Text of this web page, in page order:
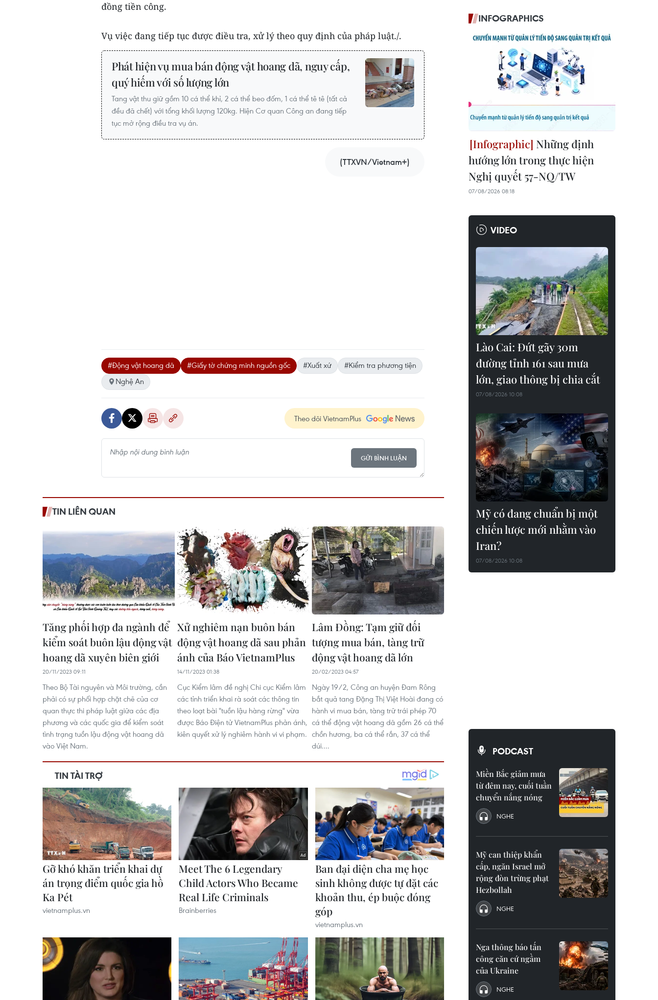
đồng tiền công.
Vụ việc đang tiếp tục được điều tra, xử lý theo quy định của pháp luật./.
Phát hiện vụ mua bán động vật hoang dã, nguy cấp,
quý hiếm với số lượng lớn
Tang vật thu giữ gồm 10 cá thể khỉ, 2 cá thể beo đốm, 1 cá thể tê tê (tất cả
đều đã chết) với tổng khối lượng 120kg. Hiện Cơ quan Công an đang tiếp
tục mở rộng điều tra vụ án.
(TTXVN/Vietnam+)
#Động vật hoang dã #Giấy tờ chứng minh nguồn gốc #Xuất xứ
#Kiểm tra phương tiện
Nghệ An
Theo dõi VietnamPlus
GỬI BÌNH LUẬN
TIN LIÊN QUAN
Tăng phối hợp đa ngành để
kiểm soát buôn lậu động vật
hoang dã xuyên biên giới
20/11/2023 09:11
Theo Bộ Tài nguyên và Môi trường, cần
phải có sự phối hợp chặt chẽ của cơ
quan thực thi pháp luật giữa các địa
phương và các quốc gia để kiểm soát
tình trạng tuồn lậu động vật hoang dã
vào Việt Nam.
Xử nghiêm nạn buôn bán
động vật hoang dã sau phản
ánh của Báo VietnamPlus
14/11/2023 01:38
Cục Kiểm lâm đề nghị Chi cục Kiểm lâm
các tỉnh triển khai rà soát các thông tin
theo loạt bài "tuồn lậu hàng rừng" vừa
được Báo Điện tử VietnamPlus phản ánh,
kiên quyết xử lý nghiêm hành vi vi phạm.
Lâm Đồng: Tạm giữ đối
tượng mua bán, tàng trữ
động vật hoang dã lớn
20/02/2023 04:57
Ngày 19/2, Công an huyện Đam Rông
bắt quả tang Đặng Thị Việt Hoài đang có
hành vi mua bán, tàng trữ trái phép 70
cá thể động vật hoang dã gồm 26 cá thể
chồn hương, ba cá thể rắn, 37 cá thể
dúi....
INFOGRAPHICS
Những định
hướng lớn trong thực hiện
Nghị quyết 57-NQ/TW
07/08/2026 08:18
VIDEO
Lào Cai: Đứt gãy 30m
đường tỉnh 161 sau mưa
lớn, giao thông bị chia cắt
07/08/2026 10:08
Mỹ có đang chuẩn bị một
chiến lược mới nhằm vào
Iran?
07/08/2026 10:08
PODCAST
Miền Bắc giảm mưa
từ đêm nay, cuối tuần
chuyển nắng nóng
NGHE
Mỹ can thiệp khẩn
cấp, ngăn Israel mở
rộng đòn trừng phạt
Hezbollah
NGHE
Nga thông báo tấn
công căn cứ ngầm
của Ukraine
NGHE